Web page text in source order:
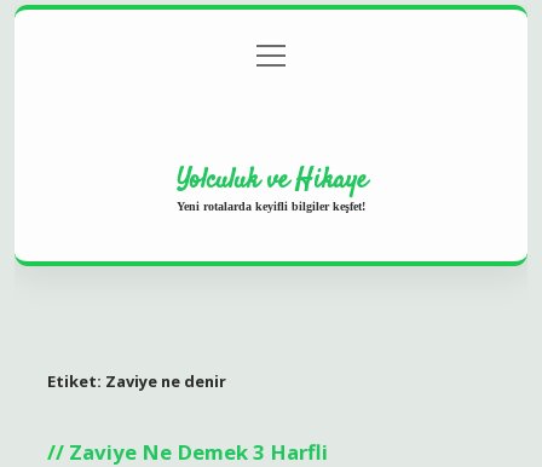
Gizlilik Politikası
menüyü
aç
Yolculuk ve Hikaye
Yeni rotalarda keyifli bilgiler keşfet!
Etiket: Zaviye ne denir
Zaviye Ne Demek 3 Harfli